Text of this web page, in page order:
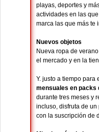
playas, deportes y
actividades en las
marca las que más te
Nuevos objetos
Nueva ropa de
el mercado y en la
Y. justo a tiempo para
mensuales en packs
durante tres meses y
incluso, disfruta de
con la suscripción de